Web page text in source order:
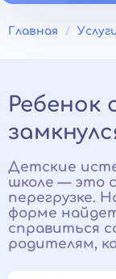
Главная
Ребенок
Детские
школе — это
перегрузке.
форме
справиться
родителям,